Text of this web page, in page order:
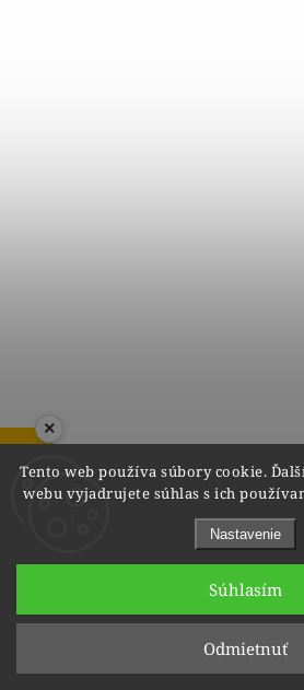
Tento web používa súbory cookie.
webu vyjadrujete súhlas s ich
Nastavenie
Odmietnuť
Súhlasím
Decentné napichovacie náušnice s
ZOBRAZIŤ RECENZIE
×